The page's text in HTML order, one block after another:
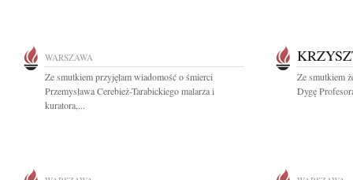
WARSZAWA
Ze smutkiem przyjęłam wiadomość o śmierci
Przemysława Cerebież-Tarabickiego malarza i
kuratora,...
Ze smutkiem
Dygę